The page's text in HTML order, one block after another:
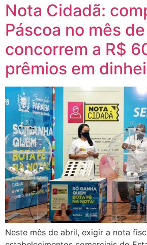
Nota Cidadã:
Páscoa no mês
concorrem a R$
prêmios em
Neste mês de abril, exigir a nota